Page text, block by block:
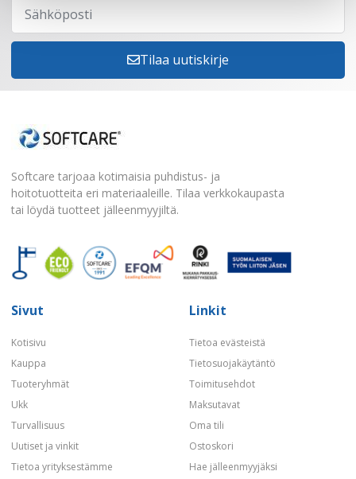
Tilaa uutiskirje
Softcare tarjoaa kotimaisia puhdistus- ja
hoitotuotteita eri materiaaleille. Tilaa verkkokaupasta
tai löydä tuotteet jälleenmyyjiltä.
Sivut
Kotisivu
Kauppa
Tuoteryhmät
Ukk
Turvallisuus
Uutiset ja vinkit
Tietoa yrityksestämme
Linkit
Tietoa evästeistä
Tietosuojakäytäntö
Toimitusehdot
Maksutavat
Oma tili
Ostoskori
Hae jälleenmyyjäksi